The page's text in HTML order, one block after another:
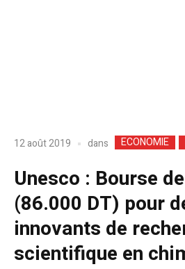
12 août 2019 dans ECONOMIE
Unesco : Bourse
(86.000 DT) pour
innovants de
scientifique en